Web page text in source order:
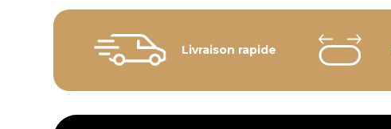
Livraison rapide